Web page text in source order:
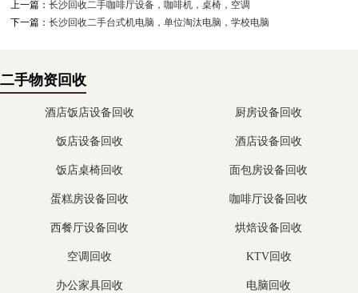
上一篇：长沙回收二手咖啡厅设备，咖啡机，桌椅，空调
下一篇：长沙回收二手台式机电脑，单位淘汰电脑，学校电脑
二手物资回收
酒店饭店设备回收 厨房设备回收
饭店设备回收 酒店设备回收
饭店桌椅回收 面包房设备回收
蛋糕房设备回收 咖啡厅设备回收
西餐厅设备回收 烘焙设备回收
空调回收 KTV回收
办公家具回收 电脑回收